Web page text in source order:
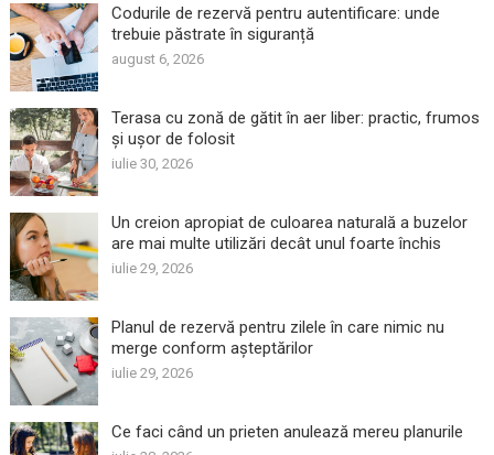
Codurile de rezervă pentru autentificare: unde
trebuie păstrate în siguranță
august 6, 2026
Terasa cu zonă de gătit în aer liber: practic, frumos
și ușor de folosit
iulie 30, 2026
Un creion apropiat de culoarea naturală a buzelor
are mai multe utilizări decât unul foarte închis
iulie 29, 2026
Planul de rezervă pentru zilele în care nimic nu
merge conform așteptărilor
iulie 29, 2026
Ce faci când un prieten anulează mereu planurile